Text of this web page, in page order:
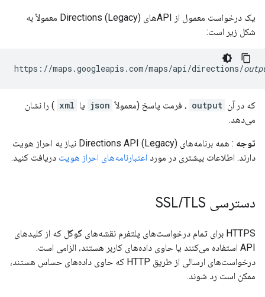
یک درخواست معمول از APIهای Directions (Legacy) معمولاً به
شکل زیر است:
https://maps.googleapis.com/maps/api/directions/
که در آن output ، فرمت پاسخ (معمولاً json یا xml ) را نشان
می‌دهد.
توجه
: همه برنامه‌های Directions API (Legacy) نیاز به احراز هویت
دارند. اطلاعات بیشتری در مورد اعتبارنامه‌های احراز هویت دریافت کنید.
دسترسی SSL /TLS
HTTPS برای تمام درخواست‌های پلتفرم نقشه‌های گوگل که از کلیدهای
API استفاده می‌کنند یا حاوی داده‌های کاربر هستند، الزامی است.
درخواست‌های ارسالی از طریق HTTP که حاوی داده‌های حساس هستند،
ممکن است رد شوند.